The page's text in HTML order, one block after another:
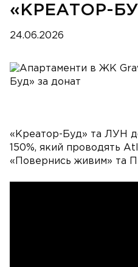
«КРЕАТОР-
24.06.2026
«Креатор-Буд» та ЛУН
150%, який проводять
«Повернись живим» та